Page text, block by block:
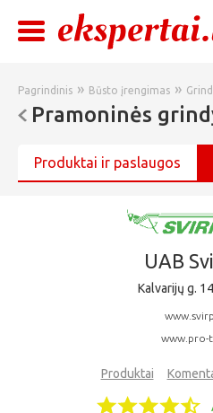
Pagrindinis » Būsto įrengimas »
Pramoninės
Produktai ir paslaugos
UAB
Kalvarijų g.
www.pro-
Produktai